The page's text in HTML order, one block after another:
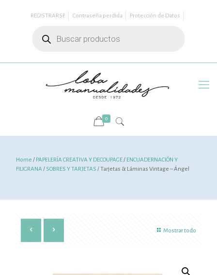
REGISTRARSE Contraseña perdida
Protección de Datos
productos
0
Home / PAPELERÍA CREATIVA Y DECOUPAGE/ ENCUADERNACIÓN Y
FILIGRANA / SOBRES Y TARJETAS / Tarjetas & Láminas Vintage – Ángel
Mostrar todo